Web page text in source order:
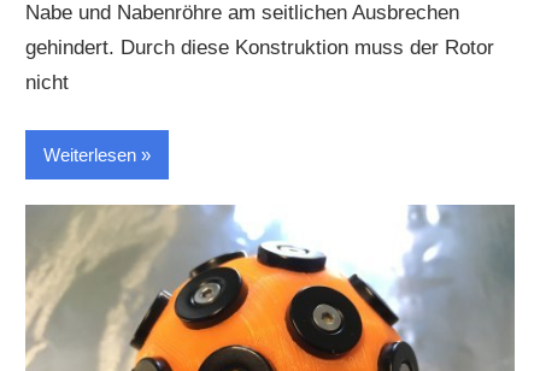
Nabe und Nabenröhre am seitlichen Ausbrechen
gehindert. Durch diese Konstruktion muss der Rotor
nicht
Weiterlesen